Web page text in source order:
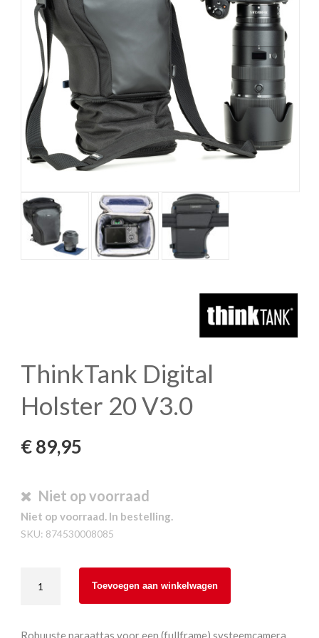
ThinkTank Digital
Holster 20 V3.0
€89,95
Niet op voorraad
Niet op voorraad. In bestelling.
SKU: 874530008085
Digital
20
Toevoegen aan winkelwagen
Robuuste paraattas voor een (fullframe) systeemcamera